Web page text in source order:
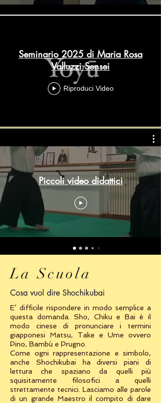
Seminario 2025 di Maria Rosa
Valluzzi Sensei
Riproduci Video
Piccoli video didattici
La Scuola
Cosa vuol dire Shochikubai
E’ difficile rispondere in modo semplice a
questa domanda. Sho, Chiku e Bai è il
modo cinese di pronunciare i termini
giapponesi Matsu, Take e Ume ovvero
Pino, Bambù e Prugno.
Come ogni rappresentazione e simbolo,
anche Shochikubai ha diversi piani di
lettura che spaziano da quelli più
squisitamente filosofici a quelli
strettamente tecnici. Lasciamo alle parole
di un grande Maestro il compito di dare